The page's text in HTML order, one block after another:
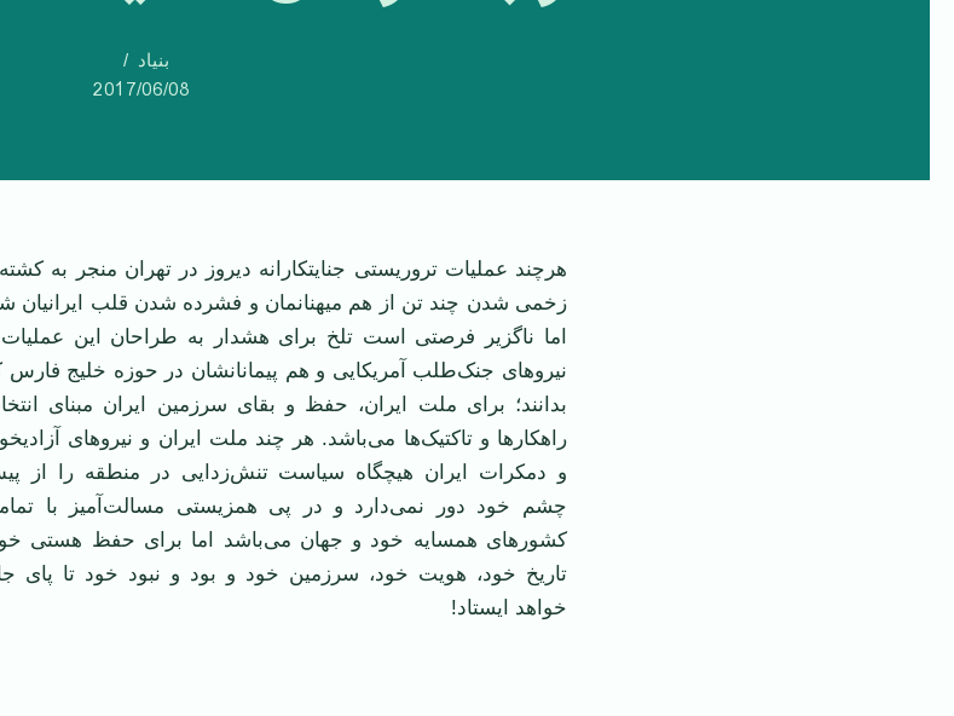
بنیاد
2017/06/08
هرچند عملیات تروریستی جنایتکارانه دیروز در تهران منجر به
زخمی شدن چند تن از هم میهنانمان و فشرده شدن قلب ایرانیان
اما ناگزیر فرصتی است تلخ برای هشدار به طراحان این
نیروهای جنک‌طلب آمریکایی و هم پیمانانشان در حوزه خلیج فارس
بدانند؛ برای ملت ایران، حفظ و بقای سرزمین ایران مبنای
راهکارها و تاکتیک‌ها می‌باشد. هر چند ملت ایران و نیروهای
و دمکرات ایران هیچگاه سیاست تنش‌زدایی در منطقه را از
چشم خود دور نمی‌دارد و در پی همزیستی مسالت‌آمیز با
کشورهای همسایه خود و جهان می‌باشد اما برای حفظ هستی
تاریخ خود، هویت خود، سرزمین خود و بود و نبود خود تا پای
خواهد ایستاد!